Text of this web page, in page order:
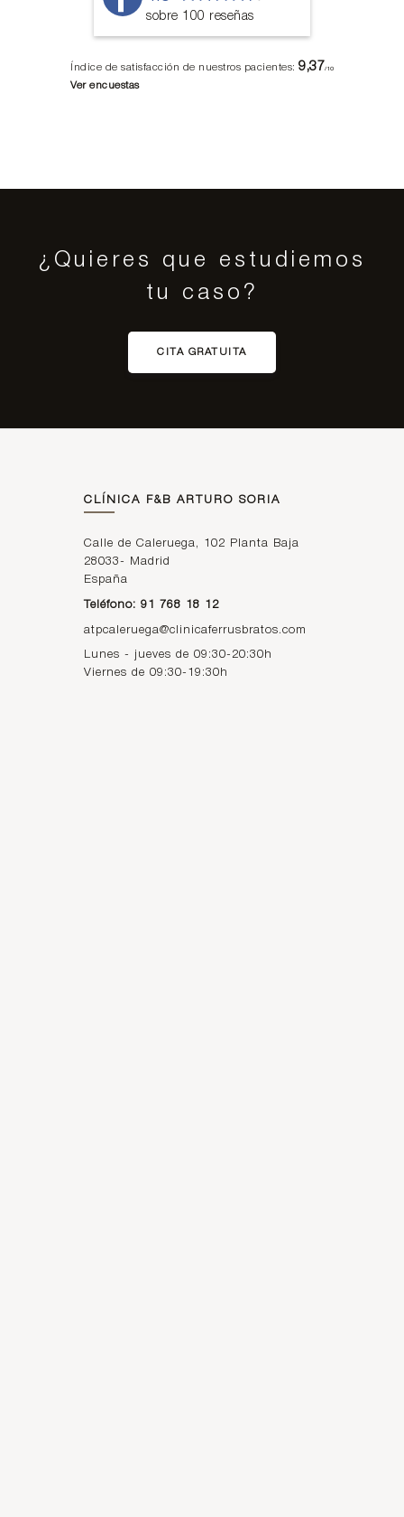
sobre 100 reseñas
Índice de satisfacción de nuestros pacientes:9,37/10
Ver encuestas
¿Quieres que estudiemos
tu caso?
CITA GRATUITA
CLÍNICA F&B ARTURO SORIA
Calle de Caleruega, 102 Planta Baja
28033-
Madrid
España
Teléfono: 91 768 18 12
atpcaleruega@clinicaferrusbratos.com
Lunes - jueves de 09:30-20:30h
Viernes de 09:30-19:30h